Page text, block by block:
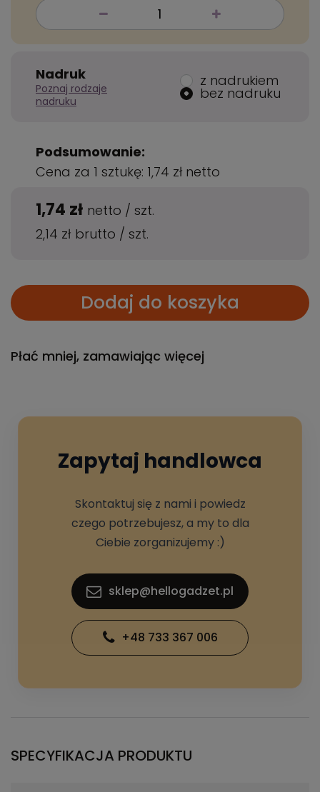
Nadruk
Poznaj rodzaje
nadruku
z nadrukiem
bez nadruku
Podsumowanie:
Cena za 1 sztukę: 1,74 zł netto
1,74 zł netto / szt.
2,14 zł brutto / szt.
Dodaj do koszyka
Płać mniej, zamawiając więcej
Zapytaj handlowca
Skontaktuj się z nami i powiedz
czego potrzebujesz, a my to dla
Ciebie zorganizujemy :)
sklep@hellogadzet.pl
+48 733 367 006
SPECYFIKACJA PRODUKTU